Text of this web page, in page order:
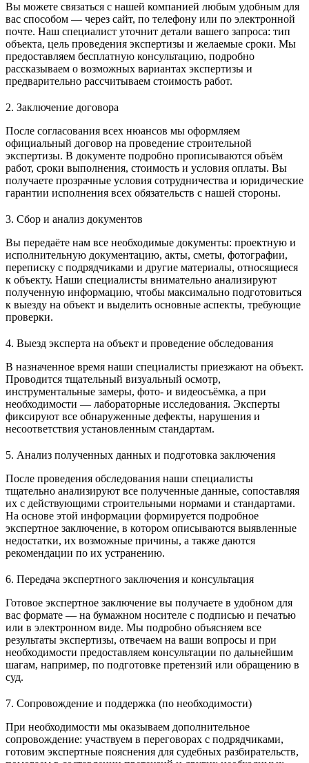
Вы можете связаться с нашей компанией любым удобным для
вас способом — через сайт, по телефону или по электронной
почте. Наш специалист уточнит детали вашего запроса: тип
объекта, цель проведения экспертизы и желаемые сроки. Мы
предоставляем бесплатную консультацию, подробно
рассказываем о возможных вариантах экспертизы и
предварительно рассчитываем стоимость работ.
2. Заключение договора
После согласования всех нюансов мы оформляем
официальный договор на проведение строительной
экспертизы. В документе подробно прописываются объём
работ, сроки выполнения, стоимость и условия оплаты. Вы
получаете прозрачные условия сотрудничества и юридические
гарантии исполнения всех обязательств с нашей стороны.
3. Сбор и анализ документов
Вы передаёте нам все необходимые документы: проектную и
исполнительную документацию, акты, сметы, фотографии,
переписку с подрядчиками и другие материалы, относящиеся
к объекту. Наши специалисты внимательно анализируют
полученную информацию, чтобы максимально подготовиться
к выезду на объект и выделить основные аспекты, требующие
проверки.
4. Выезд эксперта на объект и проведение обследования
В назначенное время наши специалисты приезжают на объект.
Проводится тщательный визуальный осмотр,
инструментальные замеры, фото- и видеосъёмка, а при
необходимости — лабораторные исследования. Эксперты
фиксируют все обнаруженные дефекты, нарушения и
несоответствия установленным стандартам.
5. Анализ полученных данных и подготовка заключения
После проведения обследования наши специалисты
тщательно анализируют все полученные данные, сопоставляя
их с действующими строительными нормами и стандартами.
На основе этой информации формируется подробное
экспертное заключение, в котором описываются выявленные
недостатки, их возможные причины, а также даются
рекомендации по их устранению.
6. Передача экспертного заключения и консультация
Готовое экспертное заключение вы получаете в удобном для
вас формате — на бумажном носителе с подписью и печатью
или в электронном виде. Мы подробно объясняем все
результаты экспертизы, отвечаем на ваши вопросы и при
необходимости предоставляем консультации по дальнейшим
шагам, например, по подготовке претензий или обращению в
суд.
7. Сопровождение и поддержка (по необходимости)
При необходимости мы оказываем дополнительное
сопровождение: участвуем в переговорах с подрядчиками,
готовим экспертные пояснения для судебных разбирательств,